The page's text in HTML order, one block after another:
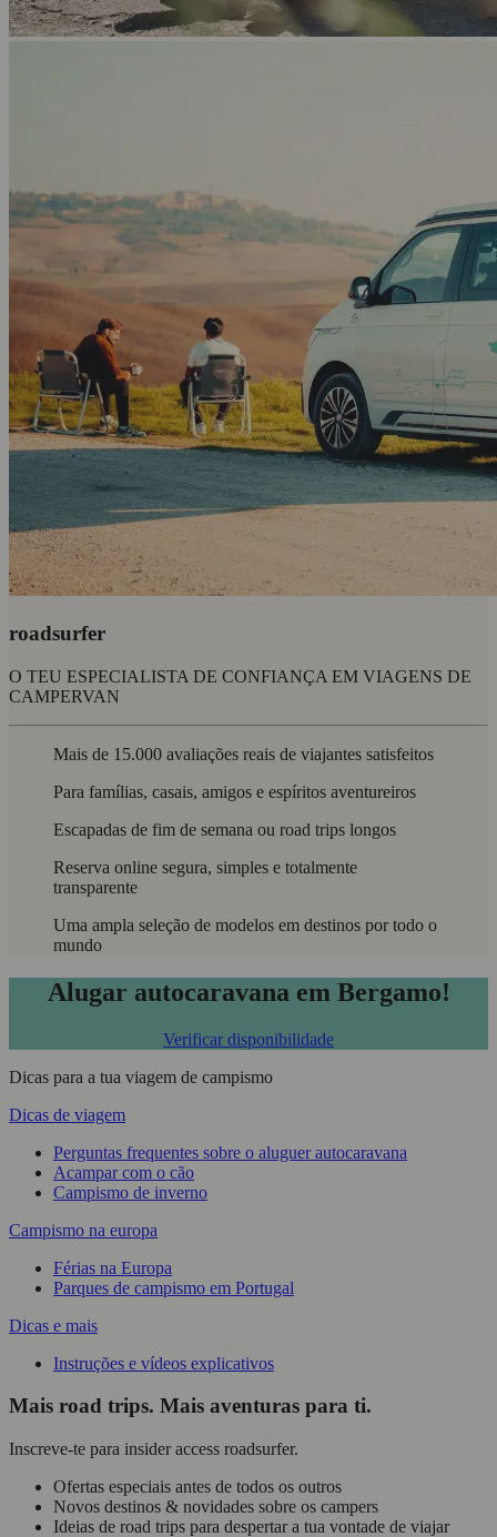
roadsurfer
O TEU ESPECIALISTA DE CONFIANÇA EM VIAGENS DE
CAMPERVAN
Mais de 15.000 avaliações reais de viajantes satisfeitos
Para famílias, casais, amigos e espíritos aventureiros
Escapadas de fim de semana ou road trips longos
Reserva online segura, simples e totalmente
transparente
Uma ampla seleção de modelos em destinos por todo o
mundo
Alugar autocaravana em Bergamo!
Verificar disponibilidade
Dicas para a tua viagem de campismo
Dicas de viagem
Perguntas frequentes sobre o aluguer autocaravana
Acampar com o cão
Campismo de inverno
Campismo na europa
Férias na Europa
Parques de campismo em Portugal
Dicas e mais
Instruções e vídeos explicativos
Mais road trips. Mais aventuras para ti.
Inscreve-te para insider access roadsurfer.
Ofertas especiais antes de todos os outros
Novos destinos & novidades sobre os campers
Ideias de road trips para despertar a tua vontade de viajar